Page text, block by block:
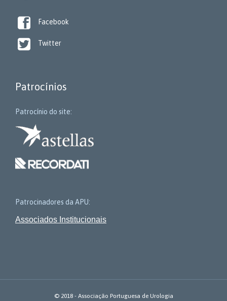
 Facebook
 Twitter
Patrocínios
Patrocínio do site:
Patrocinadores da APU:
Associados Institucionais
© 2018 - Associação Portuguesa de Urologia